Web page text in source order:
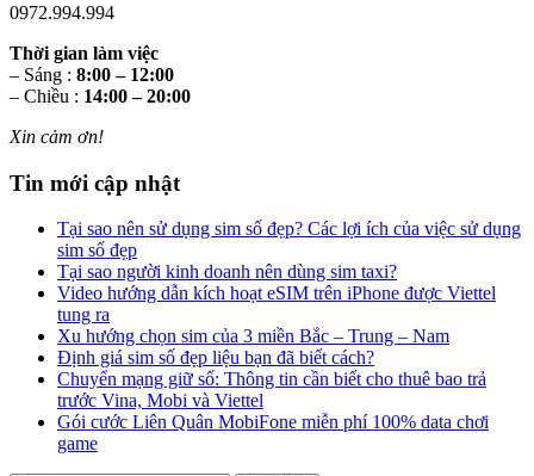
0972.994.994
Thời gian làm việc
– Sáng : 8:00 – 12:00
– Chiều : 14:00 – 20:00
Xin cảm ơn!
Tin mới cập nhật
Tại sao nên sử dụng sim số đẹp? Các lợi ích của việc sử dụng
sim số đẹp
Tại sao người kinh doanh nên dùng sim taxi?
Video hướng dẫn kích hoạt eSIM trên iPhone được Viettel
tung ra
Xu hướng chọn sim của 3 miền Bắc – Trung – Nam
Định giá sim số đẹp liệu bạn đã biết cách?
Chuyển mạng giữ số: Thông tin cần biết cho thuê bao trả
trước Vina, Mobi và Viettel
Gói cước Liên Quân MobiFone miễn phí 100% data chơi
game